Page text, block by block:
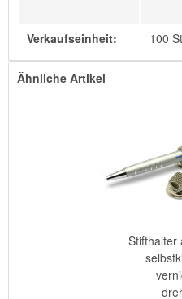
Verkaufseinheit: 100
Ähnliche Artikel
Stifthalter